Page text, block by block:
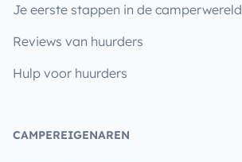
Je eerste stappen in de camperwereld
Reviews van huurders
Hulp voor huurders
CAMPEREIGENAREN